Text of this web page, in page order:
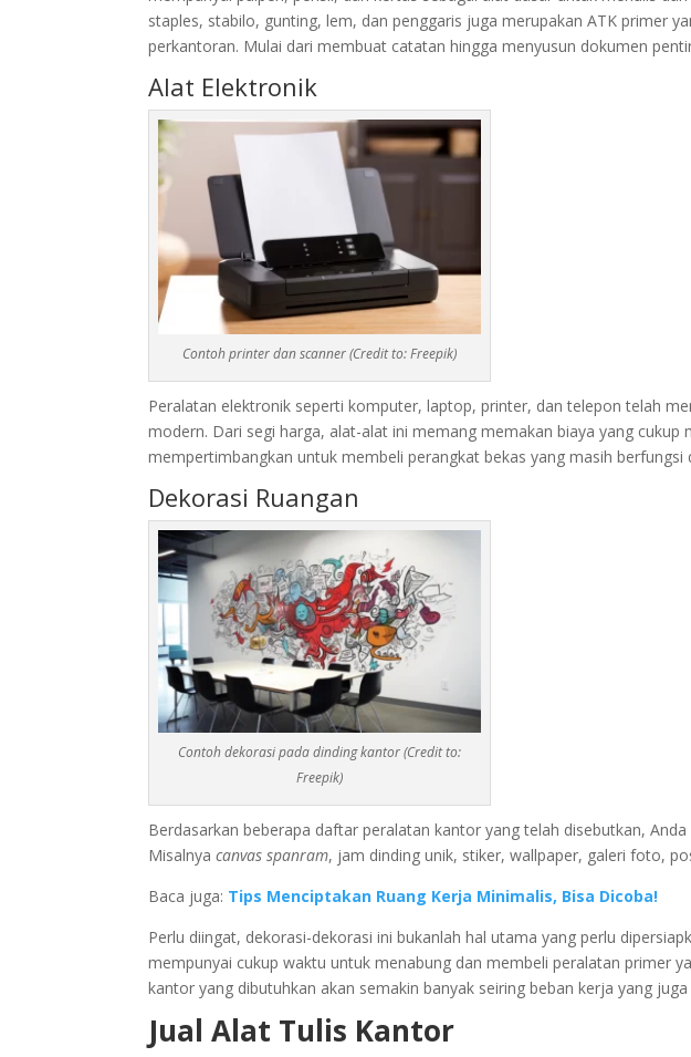
staples, stabilo, gunting, lem, dan penggaris juga merupakan ATK primer
perkantoran. Mulai dari membuat catatan hingga menyusun dokumen
Alat Elektronik
Contoh printer dan scanner (Credit to: Freepik)
Peralatan elektronik seperti komputer, laptop, printer, dan telepon telah
modern. Dari segi harga, alat-alat ini memang memakan biaya yang cukup
mempertimbangkan untuk membeli perangkat bekas yang masih berfungsi
Dekorasi Ruangan
Contoh dekorasi pada dinding kantor (Credit to:
Freepik)
Berdasarkan beberapa daftar peralatan kantor yang telah disebutkan,
Misalnyacanvas spanram, jam dinding unik, stiker, wallpaper, galeri foto,
Baca juga: Tips Menciptakan Ruang Kerja Minimalis, Bisa Dicoba!
Perlu diingat, dekorasi-dekorasi ini bukanlah hal utama yang perlu
mempunyai cukup waktu untuk menabung dan membeli peralatan primer
kantor yang dibutuhkan akan semakin banyak seiring beban kerja yang
Jual Alat Tulis Kantor